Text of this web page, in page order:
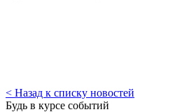
< Назад к списку новостей
Будь в курсе событий